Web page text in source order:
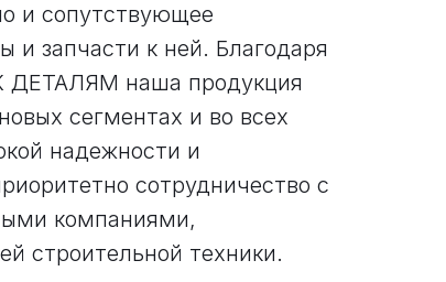
и сопутствующее
и запчасти к ней. Благодаря
наша продукция
сегментах и во всех
надежности и
сотрудничество с
компаниями,
строительной техники.